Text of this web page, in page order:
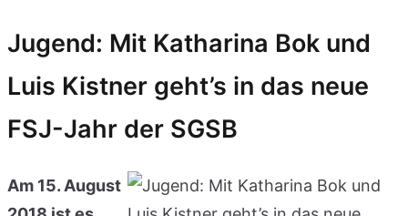
Jugend: Mit Katharina Bok und
Luis Kistner geht’s in das neue
FSJ-Jahr der SGSB
Am 15. August